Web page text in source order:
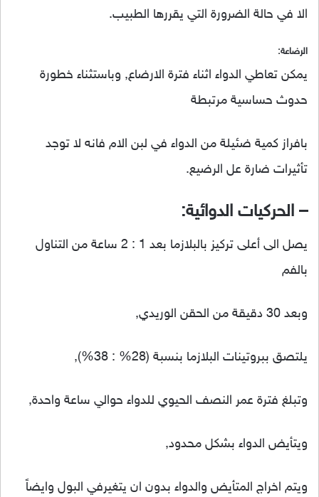
الا في حالة الضرورة التي يقررها الطبيب.
الرضاعة:
يمكن تعاطي الدواء اثناء فترة الارضاع, وباستثناء خطورة
حدوث حساسية مرتبطة
بافراز كمية ضئيلة من الدواء في لبن الام فانه لا توجد
تأثيرات ضارة عل الرضيع.
– الحركيات الدوائية:
يصل الى أعلى تركيز بالبلازما بعد 1 : 2 ساعة من التناول
بالفم
وبعد 30 دقيقة من الحقن الوريدي,
يلتصق ببروتينات البلازما بنسبة (28% : 38%),
وتبلغ فترة عمر النصف الحيوي للدواء حوالي ساعة واحدة,
ويتأيض الدواء بشكل محدود,
ويتم اخراج المتأيض والدواء بدون ان يتغيرفي البول وايضاً